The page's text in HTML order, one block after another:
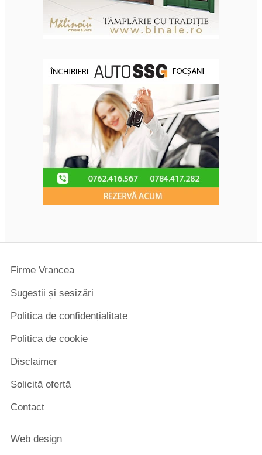
Firme Vrancea
Sugestii și sesizări
Politica de confidențialitate
Politica de cookie
Disclaimer
Solicită ofertă
Contact
Web design